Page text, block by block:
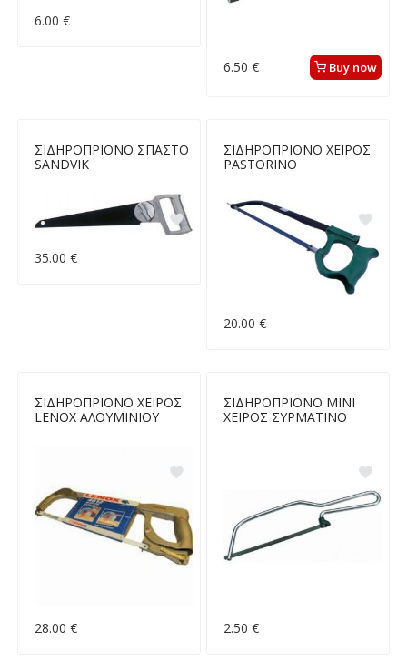
6.00 €
6.50 € Buy now
ΣΙΔΗΡΟΠΡΙΟΝΟ ΣΠΑΣΤΟ
SANDVIK
35.00 €
ΣΙΔΗΡΟΠΡΙΟΝΟ ΧΕΙΡΟΣ
PASTORINO
20.00 €
ΣΙΔΗΡΟΠΡΙΟΝΟ ΧΕΙΡΟΣ
LENOX ΑΛΟΥΜΙΝΙΟΥ
28.00 €
ΣΙΔΗΡΟΠΡΙΟΝΟ ΜΙΝΙ
ΧΕΙΡΟΣ ΣΥΡΜΑΤΙΝΟ
2.50 €